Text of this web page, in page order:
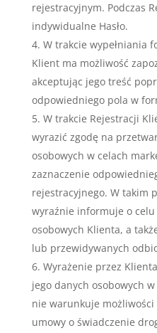
rejestracyjnym. Podczas
indywidualne Hasło.
W trakcie wypełniania
Klient ma możliwość
akceptując jego treść
odpowiedniego pola w
W trakcie Rejestracji
wyrazić zgodę na
osobowych w celach
zaznaczenie
rejestracyjnego. W takim
wyraźnie informuje o
osobowych Klienta, a
lub przewidywanych
Wyrażenie przez
jego danych osobowych
nie warunkuje możliwości
umowy o świadczenie